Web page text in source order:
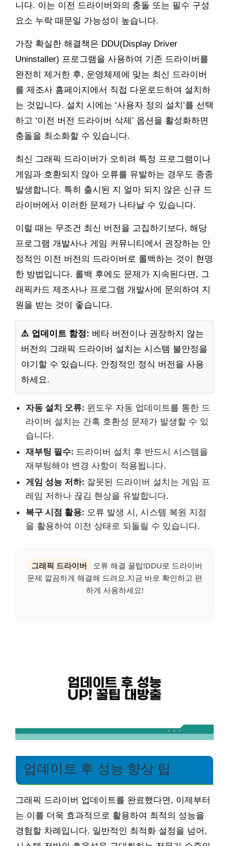
니다. 이는 이전 드라이버와의 충돌 또는 필수 구성
요소 누락 때문일 가능성이 높습니다.
가장 확실한 해결책은 DDU(Display Driver
Uninstaller) 프로그램을 사용하여 기존 드라이버를
완전히 제거한 후, 운영체제에 맞는 최신 드라이버
를 제조사 홈페이지에서 직접 다운로드하여 설치하
는 것입니다. 설치 시에는 ‘사용자 정의 설치’를 선택
하고 ‘이전 버전 드라이버 삭제’ 옵션을 활성화하면
충돌을 최소화할 수 있습니다.
최신 그래픽 드라이버가 오히려 특정 프로그램이나
게임과 호환되지 않아 오류를 유발하는 경우도 종종
발생합니다. 특히 출시된 지 얼마 되지 않은 신규 드
라이버에서 이러한 문제가 나타날 수 있습니다.
이럴 때는 무조건 최신 버전을 고집하기보다, 해당
프로그램 개발사나 게임 커뮤니티에서 권장하는 안
정적인 이전 버전의 드라이버로 롤백하는 것이 현명
한 방법입니다. 롤백 후에도 문제가 지속된다면, 그
래픽카드 제조사나 프로그램 개발사에 문의하여 지
원을 받는 것이 좋습니다.
⚠️ 업데이트 함정: 베타 버전이나 권장하지 않는
버전의 그래픽 드라이버 설치는 시스템 불안정을
야기할 수 있습니다. 안정적인 정식 버전을 사용
하세요.
자동 설치 오류: 윈도우 자동 업데이트를 통한 드
라이버 설치는 간혹 호환성 문제가 발생할 수 있
습니다.
재부팅 필수: 드라이버 설치 후 반드시 시스템을
재부팅해야 변경 사항이 적용됩니다.
게임 성능 저하: 잘못된 드라이버 설치는 게임 프
레임 저하나 끊김 현상을 유발합니다.
복구 시점 활용: 오류 발생 시, 시스템 복원 지점
을 활용하여 이전 상태로 되돌릴 수 있습니다.
그래픽 드라이버
오류 해결 꿀팁!DDU로 드라이버
문제 깔끔하게 해결해 드려요.지금 바로 확인하고 편
하게 사용하세요!
업데이트 후 성능 향상 팁
그래픽 드라이버 업데이트를 완료했다면, 이제부터
는 이를 더욱 효과적으로 활용하여 최적의 성능을
경험할 차례입니다. 일반적인 최적화 설정을 넘어,